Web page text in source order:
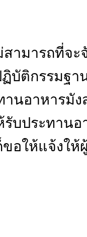
ามารถที่จะ
บัติกรรมฐ
านอาหารมั
บประทานอ
ให้แจ้งให้